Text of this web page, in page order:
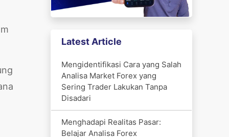
Latest Article
Mengidentifikasi Cara yang Salah
Analisa Market Forex yang
Sering Trader Lakukan Tanpa
Disadari
Menghadapi Realitas Pasar:
Belajar Analisa Forex